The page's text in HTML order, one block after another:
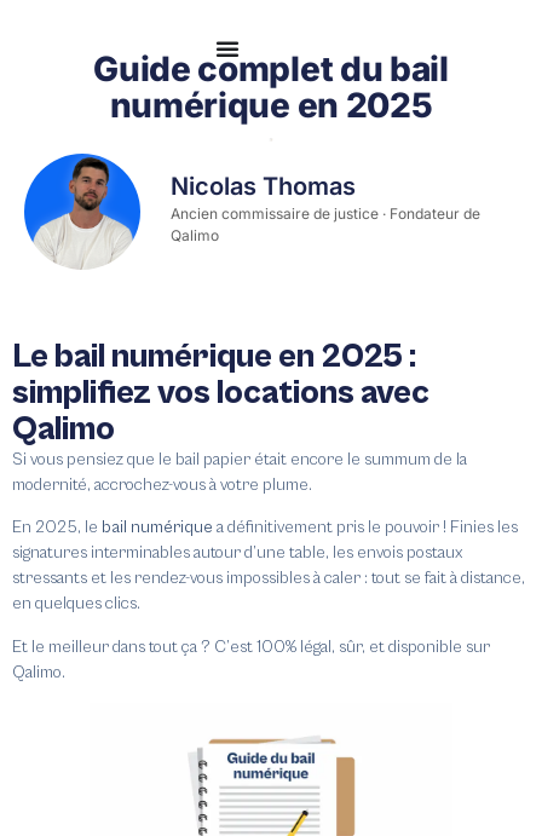
Guide complet du bail
numérique en 2025
Nicolas Thomas
Ancien commissaire de justice · Fondateur de
Qalimo
Le bail numérique en 2025 :
simplifiez vos locations avec
Qalimo
Si vous pensiez que le bail papier était encore le summum de la
modernité, accrochez-vous à votre plume.
En 2025, le bail numérique a définitivement pris le pouvoir ! Finies les
signatures interminables autour d’une table, les envois postaux
stressants et les rendez-vous impossibles à caler : tout se fait à distance,
en quelques clics.
Et le meilleur dans tout ça ? C’est 100% légal, sûr, et disponible sur
Qalimo.